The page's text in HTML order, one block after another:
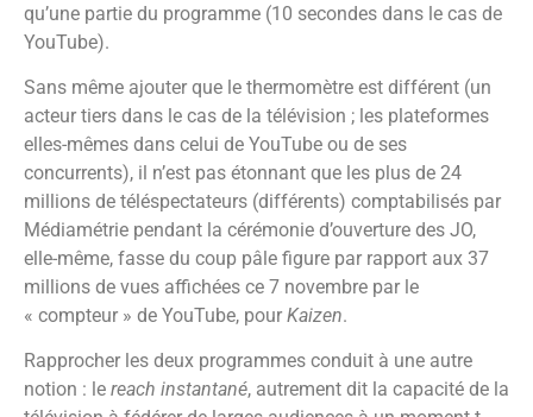
qu’une partie du programme (10 secondes dans le cas de
YouTube).
Sans même ajouter que le thermomètre est différent (un
acteur tiers dans le cas de la télévision ; les plateformes
elles-mêmes dans celui de YouTube ou de ses
concurrents), il n’est pas étonnant que les plus de 24
millions de téléspectateurs (différents) comptabilisés par
Médiamétrie pendant la cérémonie d’ouverture des JO,
elle-même, fasse du coup pâle figure par rapport aux 37
millions de vues affichées ce 7 novembre par le
« compteur » de YouTube, pour Kaizen.
Rapprocher les deux programmes conduit à une autre
notion : le reach instantané, autrement dit la capacité de la